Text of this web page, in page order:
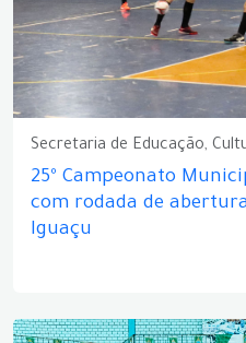
Secretaria de Educação,
25º Campeonato
com rodada de
Iguaçu